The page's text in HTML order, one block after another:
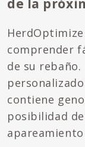
comprender
de su
contiene
posibilidad